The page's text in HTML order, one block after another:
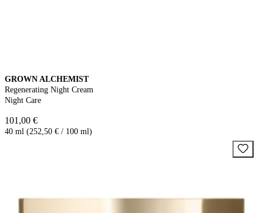
GROWN ALCHEMIST
Regenerating Night Cream
Night Care
101,00 €
40 ml (252,50 € / 100 ml)